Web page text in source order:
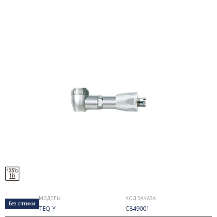
Без оптики
МОДЕЛЬ:
TEQ-Y
КОД ЗАКАЗА:
C849001